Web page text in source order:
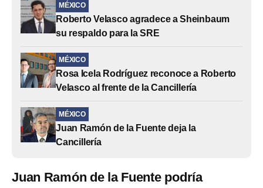
MÉXICO
Roberto Velasco agradece a Sheinbaum
su respaldo para la SRE
MÉXICO
Rosa Icela Rodríguez reconoce a Roberto
Velasco al frente de la Cancillería
MÉXICO
Juan Ramón de la Fuente deja la
Cancillería
Juan Ramón de la Fuente podría